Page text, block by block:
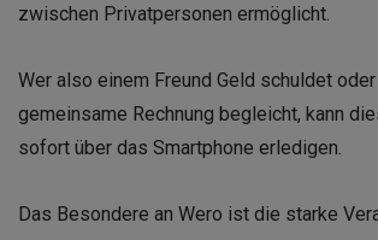
zwischen Privatpersonen ermöglicht.
Wer also einem Freund Geld schuldet
gemeinsame Rechnung begleicht, kann
sofort über das Smartphone erledigen.
Das Besondere an Wero ist die starke